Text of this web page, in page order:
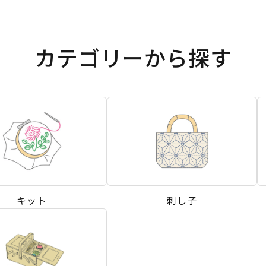
カテゴリーから探す
キット 刺し子